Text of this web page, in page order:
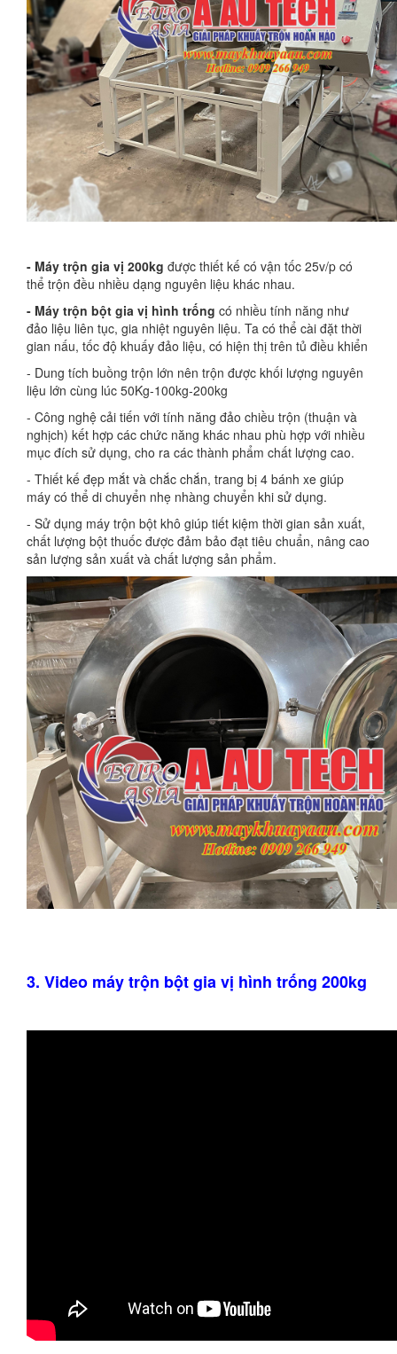
- Máy trộn gia vị 200kg được thiết kế có vận tốc 25v/p có
thể trộn đều nhiều dạng nguyên liệu khác nhau.
- Máy trộn bột gia vị hình trống có nhiều tính năng như
đảo liệu liên tục, gia nhiệt nguyên liệu. Ta có thể cài đặt thời
gian nấu, tốc độ khuấy đảo liệu, có hiện thị trên tủ điều khiển
- Dung tích buồng trộn lớn nên trộn được khối lượng nguyên
liệu lớn cùng lúc 50Kg-100kg-200kg
- Công nghệ cải tiến với tính năng đảo chiều trộn (thuận và
nghịch) kết hợp các chức năng khác nhau phù hợp với nhiều
mục đích sử dụng, cho ra các thành phẩm chất lượng cao.
- Thiết kế đẹp mắt và chắc chắn, trang bị 4 bánh xe giúp
máy có thể di chuyển nhẹ nhàng chuyển khi sử dụng.
- Sử dụng máy trộn bột khô giúp tiết kiệm thời gian sản xuất,
chất lượng bột thuốc được đảm bảo đạt tiêu chuẩn, nâng cao
sản lượng sản xuất và chất lượng sản phẩm.
3. Video máy trộn bột gia vị hình trống 200kg